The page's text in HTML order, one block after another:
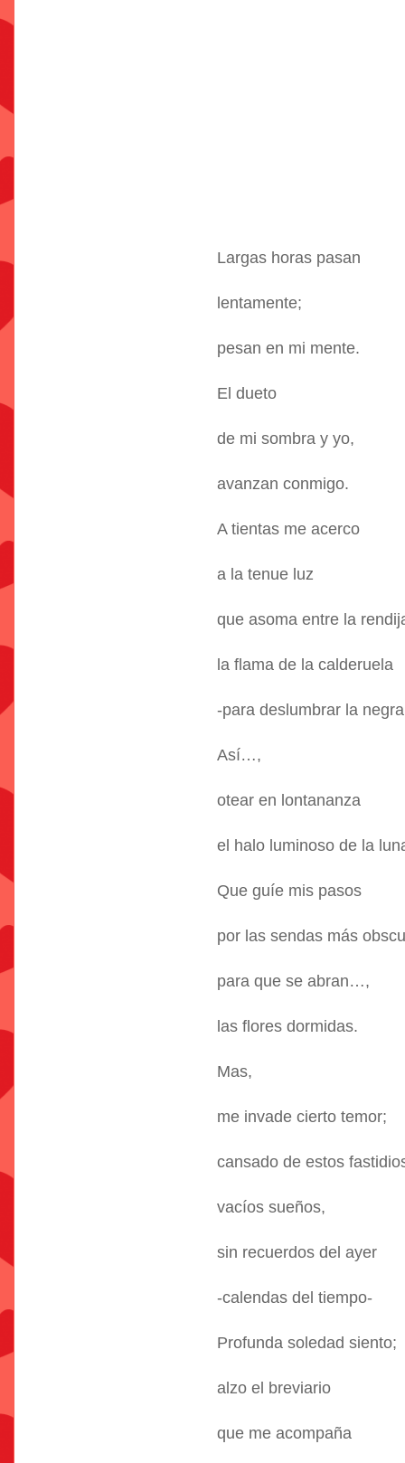
Largas horas pasan
lentamente;
pesan en mi mente.
El dueto
de mi sombra y yo,
avanzan conmigo.
A tientas me acerco
a la tenue luz
que asoma entre la
la flama de la calderuela
-para deslumbrar la
Así…,
otear en lontananza
el halo luminoso de la
Que guíe mis pasos
por las sendas más
para que se abran…,
las flores dormidas.
Mas,
me invade cierto temor;
cansado de estos
vacíos sueños,
sin recuerdos del ayer
-calendas del tiempo-
Profunda soledad siento;
alzo el breviario
que me acompaña